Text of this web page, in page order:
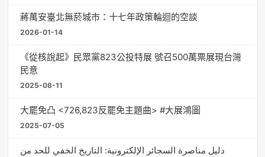
蔣萬安臺北無菸城市：十七年政策輪迴的空談
2026-01-14
《從核說起》民眾黨823公投特展 號召500萬票展現台灣
民意
2025-08-11
大罷免凸 <726,823反罷免主題曲> #大展鴻圖
2025-07-05
دليل مناصرة السجائر الإلكترونية: التاريخ الخفي للحد من